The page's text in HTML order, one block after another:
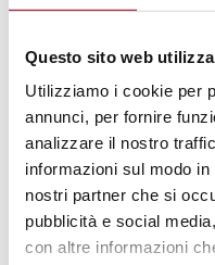
Questo sito web
Utilizziamo i cookie per
annunci, per fornire
analizzare il nostro
informazioni sul modo
nostri partner che si
pubblicità e social
con altre informazioni
Davide Baldini
Obiettore di
1974
Luigi Politano
Coordinatore